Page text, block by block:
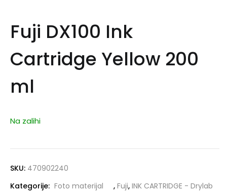
Fuji DX100 Ink
Cartridge Yellow 200
ml
Na zalihi
SKU: 470902240
Kategorije: Foto materijal , Fuji, INK CARTRIDGE - Drylab